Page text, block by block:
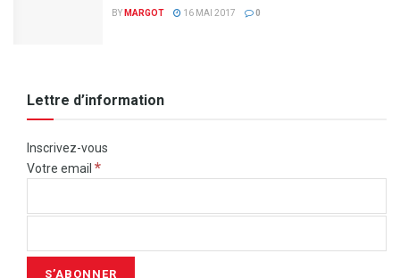
BY MARGOT 16 MAI 2017 0
Lettre d’information
Inscrivez-vous
Votre email *